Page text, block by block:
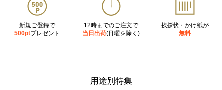
新規ご登録で
500ptプレゼント
12時までのご注文で
当日出荷(日曜を除く)
挨拶状・かけ紙が
無料
用途別特集